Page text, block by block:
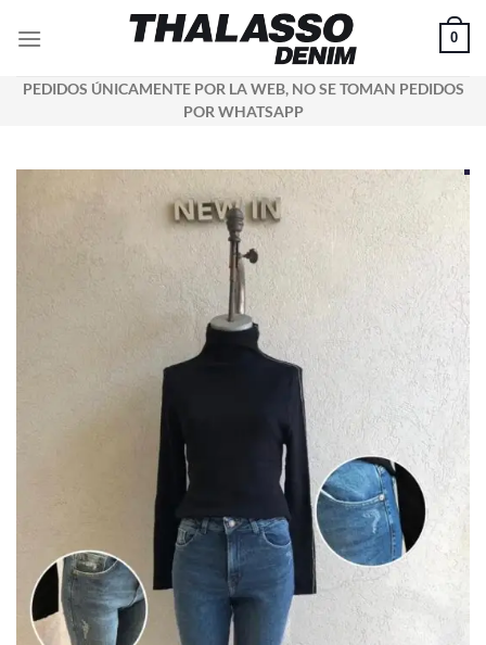
0
PEDIDOS ÚNICAMENTE POR LA WEB, NO SE TOMAN PEDIDOS
POR WHATSAPP